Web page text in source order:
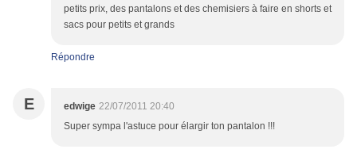
petits prix, des pantalons et des chemisiers à faire en shorts et
sacs pour petits et grands
Répondre
E edwige 22/07/2011 20:40
Super sympa l'astuce pour élargir ton pantalon !!!